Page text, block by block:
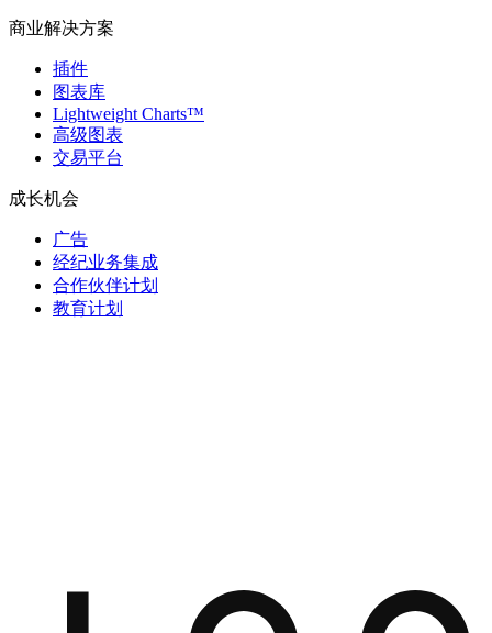
商业解决方案
插件
图表库
Lightweight Charts™
高级图表
交易平台
成长机会
广告
经纪业务集成
合作伙伴计划
教育计划